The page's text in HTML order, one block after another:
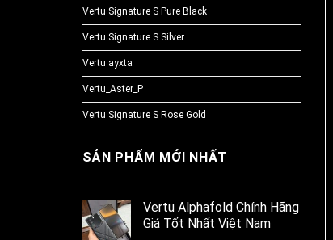
Vertu Signature S Pure Black
Vertu Signature S Silver
Vertu ayxta
Vertu_Aster_P
Vertu Signature S Rose Gold
SẢN PHẨM MỚI NHẤT
Vertu Alphafold Chính Hãng
Giá Tốt Nhất Việt Nam